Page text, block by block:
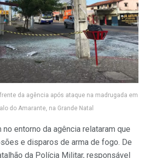
da agência após ataque na madrugada em
do Amarante, na Grande Natal
entorno da agência relataram que
e disparos de arma de fogo. De
da Polícia Militar, responsável